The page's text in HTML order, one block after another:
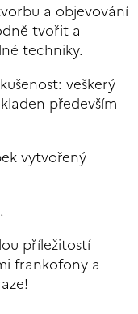
a objevování
tvořit a
techniky.
veškerý
především
vytvořený
příležitostí
frankofony a